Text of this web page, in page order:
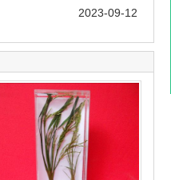
2023-09-12